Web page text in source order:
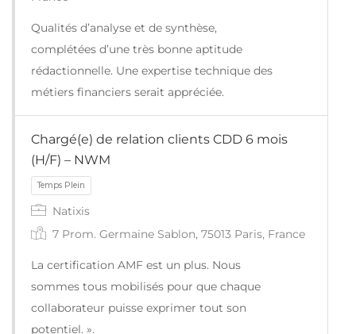
Temps Plein
Qualités d’analyse et de synthèse,
complétées d’une très bonne aptitude
rédactionnelle. Une expertise technique des
métiers financiers serait appréciée.
Chargé(e) de relation clients CDD 6 mois
(H/F) – NWM
Natixis
7 Prom. Germaine Sablon, 75013 Paris, France
La certification AMF est un plus. Nous
sommes tous mobilisés pour que chaque
collaborateur puisse exprimer tout son
potentiel. ».